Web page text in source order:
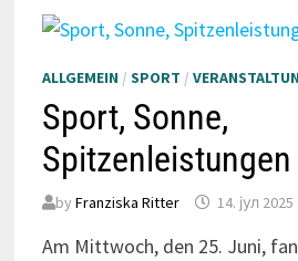
ALLGEMEIN / SPORT /
Sport, Sonne,
Spitzenleistungen
by Franziska Ritter 14. јул 2025
Am Mittwoch, den 25. Juni,